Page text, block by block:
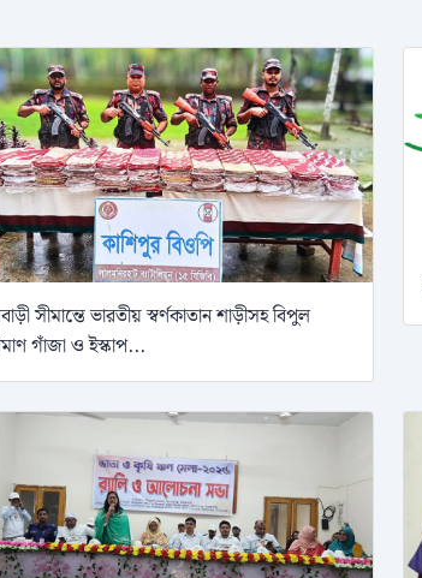
সীমান্তে ভারতীয় স্বর্ণকাতান শাড়ীসহ বিপুল
গাঁজা ও ইস্কাপ...